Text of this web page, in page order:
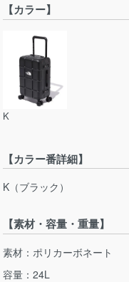
【カラー】
K
【カラー番詳細】
K（ブラック）
【素材・容量・重量】
素材：ポリカーボネート
容量：24L